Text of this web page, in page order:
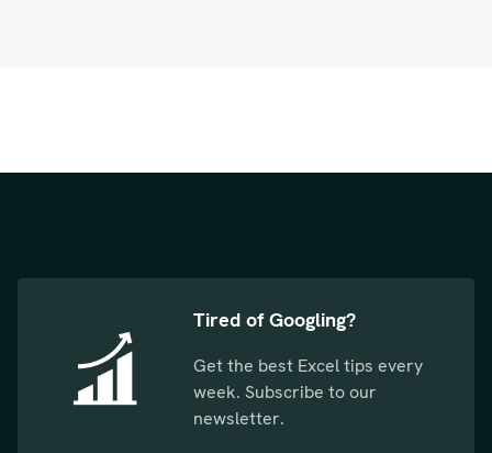
Tired of Googling?
Get the best Excel tips every
week. Subscribe to our
newsletter.